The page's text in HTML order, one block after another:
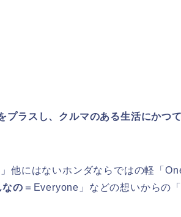
プラスし、クルマのある生活にかつ
」他にはないホンダならではの軽「
なの ＝Everyone」などの想いからの「